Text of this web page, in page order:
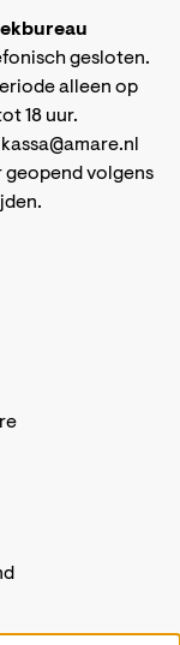
gesloten.
alleen op
18 uur.
kassa@amare.nl
geopend volgens
.